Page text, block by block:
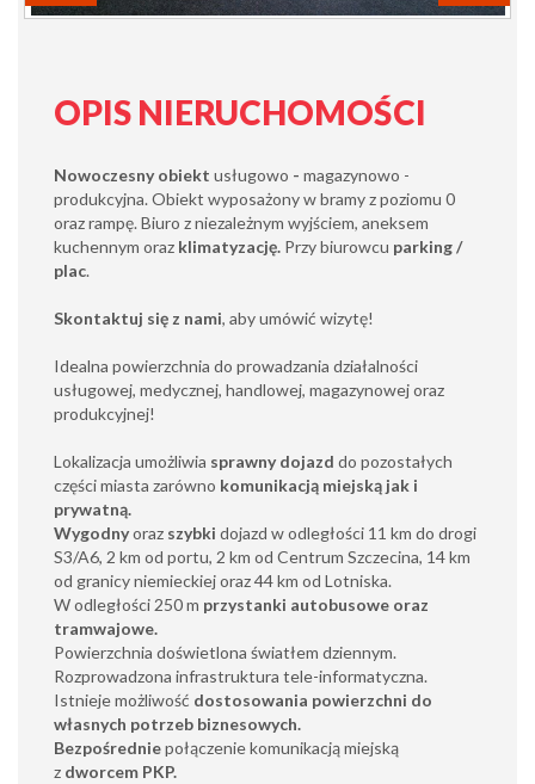
OPIS NIERUCHOMOŚCI
Nowoczesny obiekt usługowo - magazynowo -
produkcyjna. Obiekt wyposażony w bramy z poziomu 0
oraz rampę. Biuro z niezależnym wyjściem, aneksem
kuchennym oraz klimatyzację. Przy biurowcu parking /
plac.
Skontaktuj się z nami, aby umówić wizytę!
Idealna powierzchnia do prowadzania działalności
usługowej, medycznej, handlowej, magazynowej oraz
produkcyjnej!
Lokalizacja umożliwia sprawny dojazd do pozostałych
części miasta zarówno komunikacją miejską jak i
prywatną.
Wygodnyoraz szybki dojazd w odległości 11 km do drogi
S3/A6, 2 km od portu, 2 km od Centrum Szczecina, 14 km
od granicy niemieckiej oraz 44 km od Lotniska.
W odległości 250 m przystanki autobusowe oraz
tramwajowe.
Powierzchnia doświetlona światłem dziennym.
Rozprowadzona infrastruktura tele-informatyczna.
Istnieje możliwość dostosowania powierzchni do
własnych potrzeb biznesowych.
Bezpośredniepołączenie komunikacją miejską
z dworcem PKP.